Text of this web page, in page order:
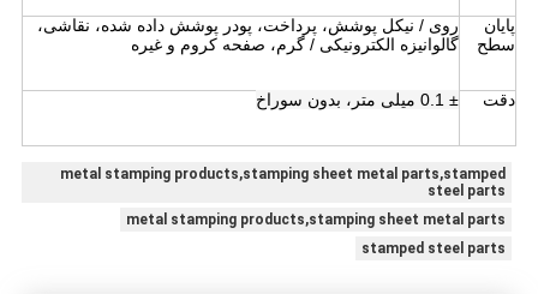
پایان
سطح
روی / نیکل پوشش، پرداخت، پودر پوشش داده شده، نقاشی،
گالوانیزه الکترونیکی / گرم، صفحه کروم و غیره
دقت ± 0.1 میلی متر، بدون سوراخ
metal stamping products,stamping sheet metal parts,stamped
steel parts
metal stamping products,stamping sheet metal parts
stamped steel parts